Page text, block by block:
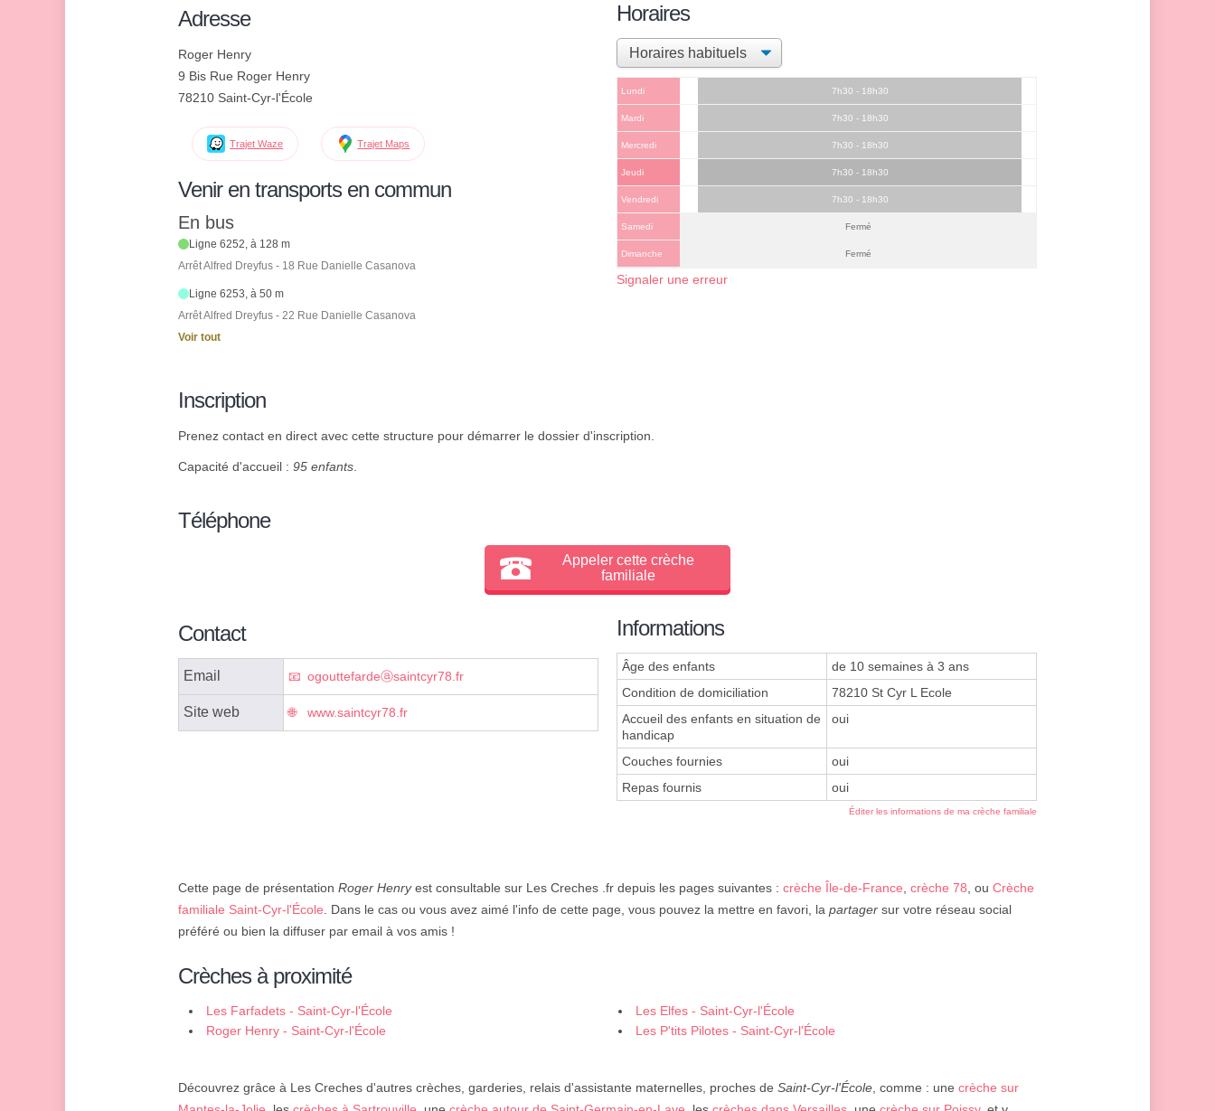
Adresse
Roger Henry
9 Bis Rue Roger Henry
78210 Saint-Cyr-l'École
Trajet Waze Trajet Maps
Venir en transports en commun
En bus
Ligne 6252, à 128 m
Arrêt Alfred Dreyfus - 18 Rue Danielle Casanova
Ligne 6253, à 50 m
Arrêt Alfred Dreyfus - 22 Rue Danielle Casanova
Voir tout
Horaires
Lundi 7h30 - 18h30
Mardi 7h30 - 18h30
Mercredi 7h30 - 18h30
Jeudi 7h30 - 18h30
Vendredi 7h30 - 18h30
Samedi Fermé
Dimanche Fermé
Signaler une erreur
Inscription
Prenez contact en direct avec cette structure pour démarrer le dossier d'inscription.
Capacité d'accueil : 95 enfants.
Téléphone
Appeler cette crèche
familiale
Contact
Email ogouttefardeⓐsaintcyr78.fr
Site web www.saintcyr78.fr
Informations
Âge des enfants
de 10 semaines à 3 ans
Condition de domiciliation
78210 St Cyr L Ecole
Accueil des enfants en situation de
handicap
oui
Couches fournies
oui
Repas fournis
oui
Éditer les informations de ma crèche familiale
Cette page de présentation Roger Henryest consultable sur Les Creches .fr depuis les pages suivantes : crèche Île-de-France, crèche 78, ou Crèche
familiale Saint-Cyr-l'École. Dans le cas ou vous avez aimé l'info de cette page, vous pouvez la mettre en favori, la partager sur votre réseau social
préféré ou bien la diffuser par email à vos amis !
Crèches à proximité
Les Farfadets - Saint-Cyr-l'École
Les Elfes - Saint-Cyr-l'École
Roger Henry - Saint-Cyr-l'École
Les P'tits Pilotes - Saint-Cyr-l'École
Découvrez grâce à Les Creches d'autres crèches, garderies, relais d'assistante maternelles, proches de Saint-Cyr-l'École, comme : une crèche sur